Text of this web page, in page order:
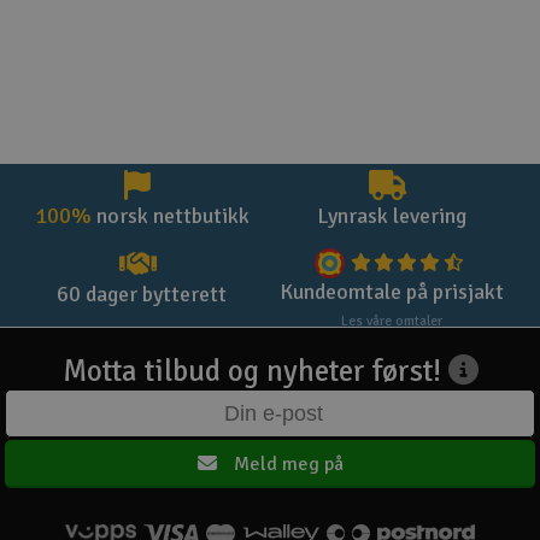
100% norsk nettbutikk Lynrask levering
60 dager bytterett Kundeomtale på prisjakt
Les våre omtaler
Motta tilbud og nyheter først!
Meld meg på